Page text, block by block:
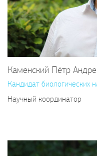
Каменский Пётр
Кандидат биологических
Научный координатор